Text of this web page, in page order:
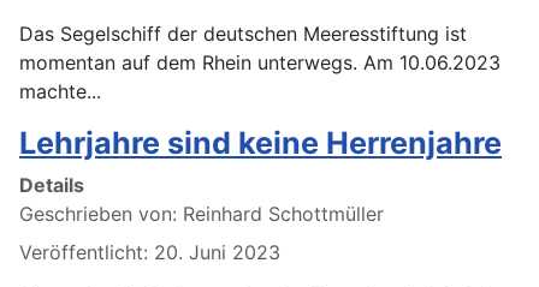
Das Segelschiff der deutschen Meeresstiftung ist
momentan auf dem Rhein unterwegs. Am 10.06.2023
machte...
Lehrjahre sind keine Herrenjahre
Details
Geschrieben von: Reinhard Schottmüller
Veröffentlicht: 20. Juni 2023